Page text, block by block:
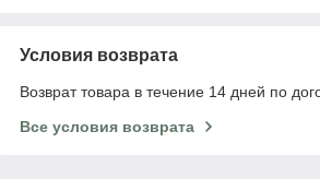
Условия возврата
Возврат товара в течение 14 дней по
Все условия возврата